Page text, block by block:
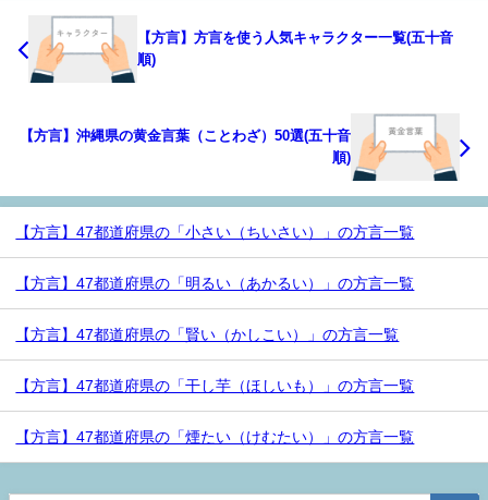
【方言】方言を使う人気キャラクター一覧(五十音
順)
【方言】沖縄県の黄金言葉（ことわざ）50選(五十音
順)
【方言】47都道府県の「小さい（ちいさい）」の方言一覧
【方言】47都道府県の「明るい（あかるい）」の方言一覧
【方言】47都道府県の「賢い（かしこい）」の方言一覧
【方言】47都道府県の「干し芋（ほしいも）」の方言一覧
【方言】47都道府県の「煙たい（けむたい）」の方言一覧